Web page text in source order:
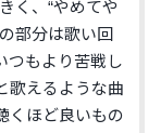
く、“やめてや
部分は歌い回
つもより苦戦し
歌えるような曲
くほど良いもの